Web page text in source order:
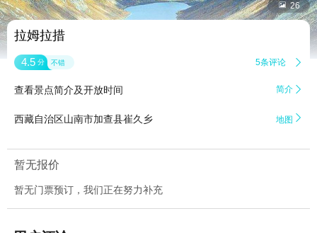
 26
拉姆拉措
4.5 分 不错 5条评论 
查看景点简介及开放时间 简介 
西藏自治区山南市加查县崔久乡 地图 
暂无报价
暂无门票预订，我们正在努力补充